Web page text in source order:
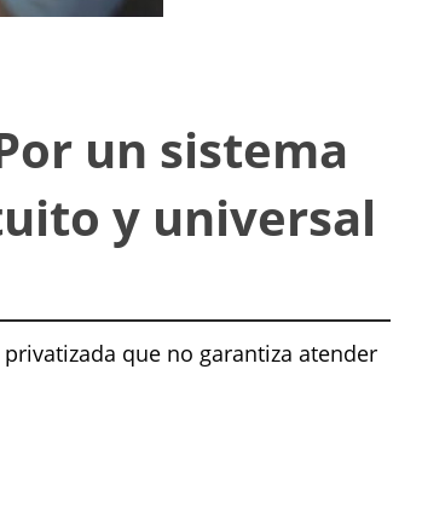
un sistema
y universal
que no garantiza atender